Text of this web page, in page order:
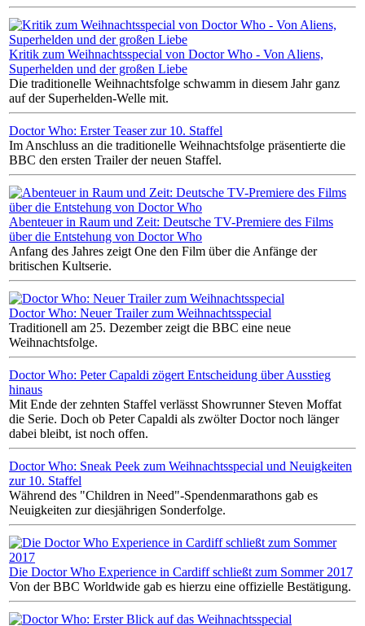
Kritik zum Weihnachtsspecial von Doctor Who - Von Aliens,
Superhelden und der großen Liebe
Die traditionelle Weihnachtsfolge schwamm in diesem Jahr ganz
auf der Superhelden-Welle mit.
Doctor Who: Erster Teaser zur 10. Staffel
Im Anschluss an die traditionelle Weihnachtsfolge präsentierte die
BBC den ersten Trailer der neuen Staffel.
Abenteuer in Raum und Zeit: Deutsche TV-Premiere des Films
über die Entstehung von Doctor Who
Anfang des Jahres zeigt One den Film über die Anfänge der
britischen Kultserie.
Doctor Who: Neuer Trailer zum Weihnachtsspecial
Traditionell am 25. Dezember zeigt die BBC eine neue
Weihnachtsfolge.
Doctor Who: Peter Capaldi zögert Entscheidung über Ausstieg
hinaus
Mit Ende der zehnten Staffel verlässt Showrunner Steven Moffat
die Serie. Doch ob Peter Capaldi als zwölter Doctor noch länger
dabei bleibt, ist noch offen.
Doctor Who: Sneak Peek zum Weihnachtsspecial und Neuigkeiten
zur 10. Staffel
Während des "Children in Need"-Spendenmarathons gab es
Neuigkeiten zur diesjährigen Sonderfolge.
Die Doctor Who Experience in Cardiff schließt zum Sommer 2017
Von der BBC Worldwide gab es hierzu eine offizielle Bestätigung.